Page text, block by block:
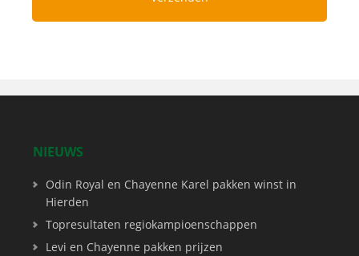
NIEUWS
Odin Royal en Chayenne Karel pakken winst in
Hierden
Topresultaten regiokampioenschappen
Levi en Chayenne pakken prijzen